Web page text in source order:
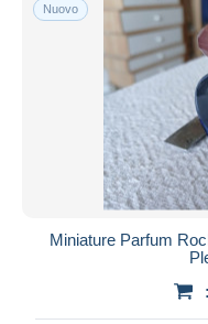
Nuovo
Miniature Parfum